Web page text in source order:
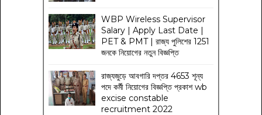
WBP Wireless Supervisor
Salary | Apply Last Date |
PET & PMT | রাজ্য পুলিশের 1251
জনকে নিয়োগের নতুন বিজ্ঞপ্তি
রাজ্যজুড়ে আবগারি দপ্তর 4653 শূন্য
পদে কর্মী নিয়োগের বিজ্ঞপ্তি প্রকাশ wb
excise constable
recruitment 2022